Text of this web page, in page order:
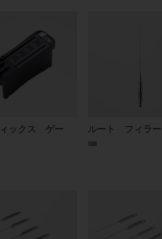
ィックス ゲー
ルート フィラ
㎜